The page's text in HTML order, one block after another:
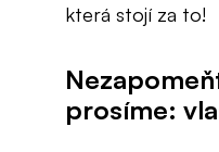
která stojí za to!
prosíme: